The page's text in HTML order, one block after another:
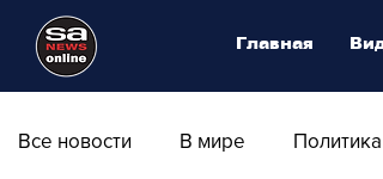
Все новости В мире Политика
Главная